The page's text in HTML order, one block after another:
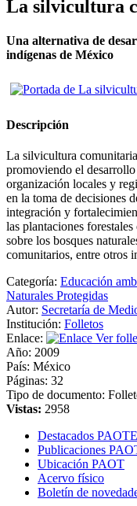
La silvicultura
Una alternativa de
indígenas de México
Descripción
La silvicultura
promoviendo el
organización locales y
en la toma de decisiones
integración y
las plantaciones
sobre los bosques
comunitarios, entre otros
Categoría: Educación
Naturales Protegidas
Autor: Secretaría de
Institución: Folletos
Enlace:
Ver
Año: 2009
País: México
Páginas: 32
Tipo de documento:
Vistas: 2958
Destacados
Publicaciones
Ubicación PAOT
Acervo físico
Boletín de